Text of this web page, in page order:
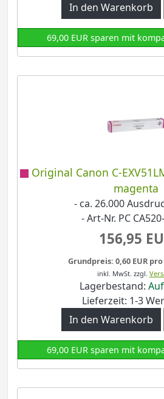
In den Warenkorb
69,00 EUR sparen mit
Original Canon C-
magenta
- ca. 26.000
- Art-Nr. PC
156,95
Grundpreis: 0,60 EUR
inkl. MwSt. zzgl.
Lagerbestand:
Lieferzeit: 1-3
In den Warenkorb
69,00 EUR sparen mit